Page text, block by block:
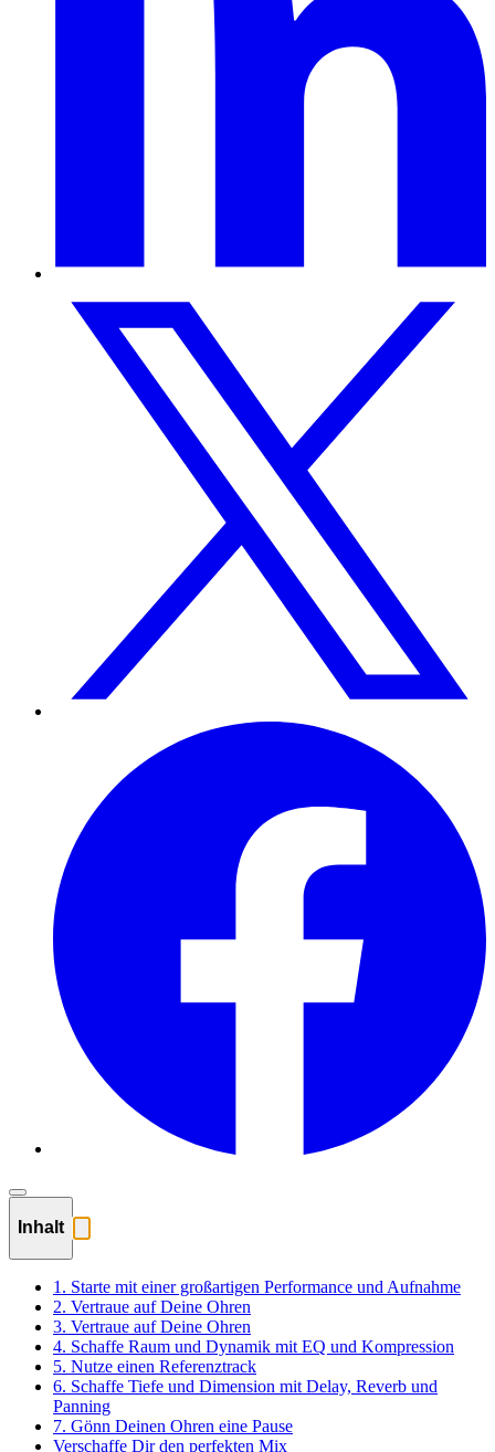
Inhalt
1. Starte mit einer großartigen Performance und Aufnahme
2. Vertraue auf Deine Ohren
3. Vertraue auf Deine Ohren
4. Schaffe Raum und Dynamik mit EQ und Kompression
5. Nutze einen Referenztrack
6. Schaffe Tiefe und Dimension mit Delay, Reverb und
Panning
7. Gönn Deinen Ohren eine Pause
Verschaffe Dir den perfekten Mix